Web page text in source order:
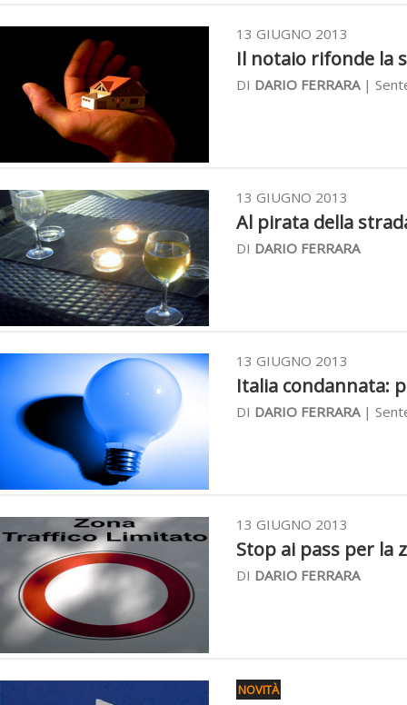
13 GIUGNO 2013
Il notaio rifonde la
DI DARIO FERRARA|
13 GIUGNO 2013
Al pirata della
DI DARIO FERRARA
13 GIUGNO 2013
Italia condannata:
DI DARIO FERRARA|
13 GIUGNO 2013
Stop ai pass per la
DI DARIO FERRARA
NOVITÀ